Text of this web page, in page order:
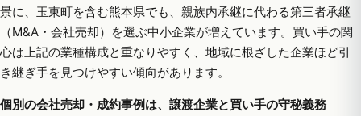
景に、玉東町を含む熊本県でも、親族内承継に代わる第三者承継
（M&A・会社売却）を選ぶ中小企業が増えています。買い手の関
心は上記の業種構成と重なりやすく、地域に根ざした企業ほど引
き継ぎ手を見つけやすい傾向があります。
個別の会社売却・成約事例は、譲渡企業と買い手の守秘義務